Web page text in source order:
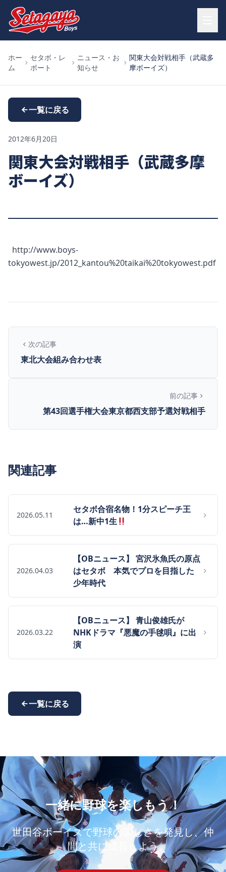
ホー
ム
セタボ・レ
ポート
ニュース・お
知らせ
関東大会対戦相手（武蔵多
摩ボーイズ）
一覧に戻る
2012年6月20日
関東大会対戦相手（武蔵多摩
ボーイズ）
http://www.boys-
tokyowest.jp/2012_kantou%20taikai%20tokyowest.pdf
次の記事
東北大会組み合わせ表
前の記事
第43回選手権大会東京都西支部予選対戦相手
関連記事
2026.05.11
セタボ合宿名物！1分スピーチ王
は…新中1生
2026.04.03
【OBニュース】 宮沢氷魚氏の原点
はセタボ 本気でプロを目指した
少年時代
2026.03.22
【OBニュース】 青山俊雄氏が
NHKドラマ『悪魔の手毬唄』に出
演
一覧に戻る
一緒に野球を楽しもう！
世田谷ボーイズで野球の楽しさを発見し、仲
間と共に成長しよう